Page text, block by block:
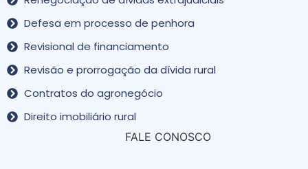
Defesa em processo de penhora
Revisional de financiamento
Revisão e prorrogação da dívida rural
Contratos do agronegócio
Direito imobiliário rural
FALE CONOSCO